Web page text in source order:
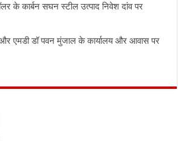
के कार्बन सघन स्टील उत्पाद निवेश दांव पर
और एमडी डॉ पवन मुंजाल के कार्यालय और आवास पर